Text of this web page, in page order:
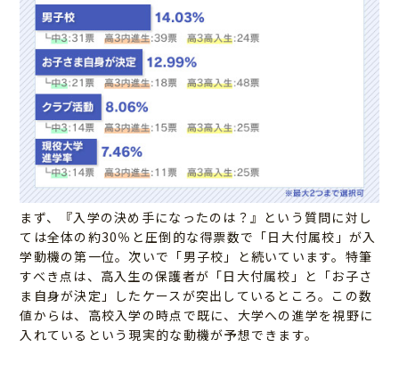
まず、『入学の決め手になったのは？』という質問に対し
ては全体の約30％と圧倒的な得票数で「日大付属校」が入
学動機の第一位。次いで「男子校」と続いています。特筆
すべき点は、高入生の保護者が「日大付属校」と「お子さ
ま自身が決定」したケースが突出しているところ。この数
値からは、高校入学の時点で既に、大学への進学を視野に
入れているという現実的な動機が予想できます。